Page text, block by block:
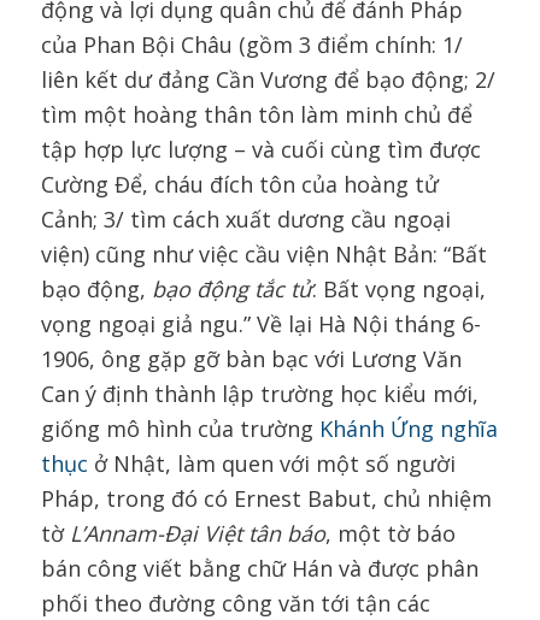
động và lợi dụng quân chủ để đánh Pháp
của Phan Bội Châu (gồm 3 điểm chính: 1/
liên kết dư đảng Cần Vương để bạo động; 2/
tìm một hoàng thân tôn làm minh chủ để
tập hợp lực lượng – và cuối cùng tìm được
Cường Để, cháu đích tôn của hoàng tử
Cảnh; 3/ tìm cách xuất dương cầu ngoại
viện) cũng như việc cầu viện Nhật Bản: “Bất
bạo động, bạo động tắc tử. Bất vọng ngoại,
vọng ngoại giả ngu.” Về lại Hà Nội tháng 6-
1906, ông gặp gỡ bàn bạc với Lương Văn
Can ý định thành lập trường học kiểu mới,
giống mô hình của trường Khánh Ứng nghĩa
thục ở Nhật, làm quen với một số người
Pháp, trong đó có Ernest Babut, chủ nhiệm
tờ L’Annam-Đại Việt tân báo, một tờ báo
bán công viết bằng chữ Hán và được phân
phối theo đường công văn tới tận các